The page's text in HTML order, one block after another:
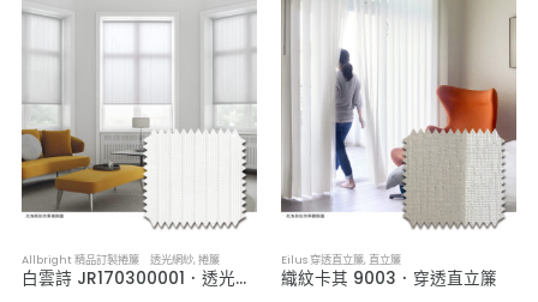
Allbright 精品訂製捲簾 透光網紗,捲簾
白雲詩 JR170300001．透光網紗捲簾
Eilus 穿透直立簾, 直立簾
織紋卡其 9003．穿透直立簾